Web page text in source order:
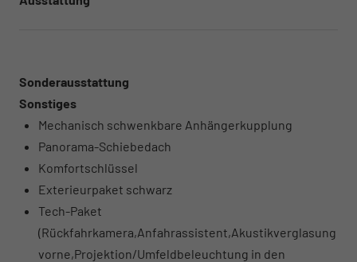
Sonderausstattung
Sonstiges
Mechanisch schwenkbare Anhängerkupplung
Panorama-Schiebedach
Komfortschlüssel
Exterieurpaket schwarz
Tech-Paket
(Rückfahrkamera,Anfahrassistent,Akustikverglasung
vorne,Projektion/Umfeldbeleuchtung in den